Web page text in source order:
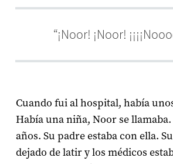
“¡Noor! ¡Noor!
Cuando fui al hospital, había
Había una niña, Noor se
años. Su padre estaba con ella.
dejado de latir y los médicos